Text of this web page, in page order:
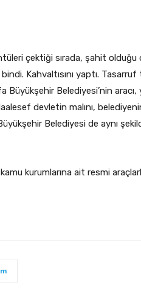
çektiği sırada, şahit olduğu
Kahvaltısını yaptı.
Büyükşehir Belediyesi’nin aracı,
devletin malını,
Belediyesi de aynı
kurumlarına ait resmi